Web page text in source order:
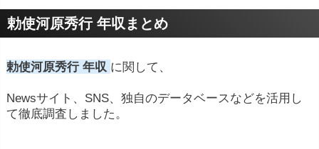
勅使河原秀行 年収まとめ
勅使河原秀行 年収 に関して、
Newsサイト、SNS、独自のデータベースなどを活用し
て徹底調査しました。